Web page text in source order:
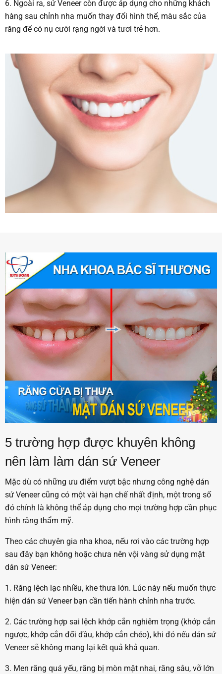
6. Ngoài ra, sứ Veneer còn được áp dụng cho những khách
hàng sau chỉnh nha muốn thay đổi hình thể, màu sắc của
răng để có nụ cười rạng ngời và tươi trẻ hơn.
5 trường hợp được khuyên không
nên làm làm dán sứ Veneer
Mặc dù có những ưu điểm vượt bậc nhưng công nghệ dán
sứ Veneer cũng có một vài hạn chế nhất định, một trong số
đó chính là không thể áp dụng cho mọi trường hợp cần phục
hình răng thẩm mỹ.
Theo các chuyên gia nha khoa, nếu rơi vào các trường hợp
sau đây bạn không hoặc chưa nên vội vàng sử dụng mặt
dán sứ Veneer:
1. Răng lệch lạc nhiều, khe thưa lớn. Lúc này nếu muốn thực
hiện dán sứ Veneer bạn cần tiến hành chỉnh nha trước.
2. Các trường hợp sai lệch khớp cắn nghiêm trọng (khớp cắn
ngược, khớp cắn đối đầu, khớp cắn chéo), khi đó nếu dán sứ
Veneer sẽ không mang lại kết quả khả quan.
3. Men răng quá yếu, răng bị mòn mặt nhai, răng sâu, vỡ lớn